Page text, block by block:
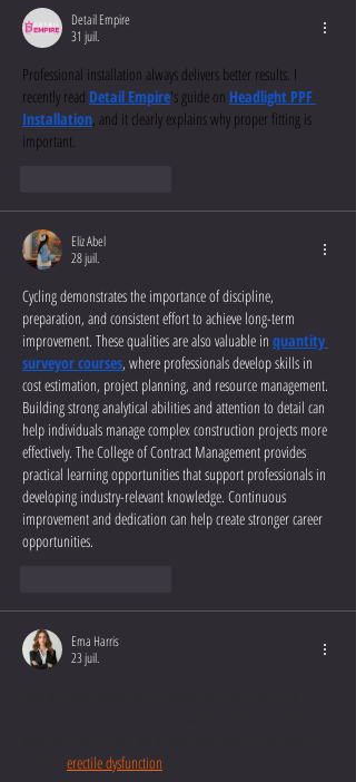
Detail Empire
31 juil.
Professional installation always delivers better results. I
recently read Detail Empire's guide on Headlight PPF
Installation, and it clearly explains why proper fitting is
important.
Eliz Abel
28 juil.
Cycling demonstrates the importance of discipline,
preparation, and consistent effort to achieve long-term
improvement. These qualities are also valuable in quantity
surveyor courses, where professionals develop skills in
cost estimation, project planning, and resource management.
Building strong analytical abilities and attention to detail can
help individuals manage complex construction projects more
effectively. The College of Contract Management provides
practical learning opportunities that support professionals in
developing industry-relevant knowledge. Continuous
improvement and dedication can help create stronger career
opportunities.
Ema Harris
23 juil.
erectile dysfunction